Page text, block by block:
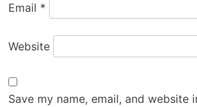
Email *
Website
Save my name, email, and website